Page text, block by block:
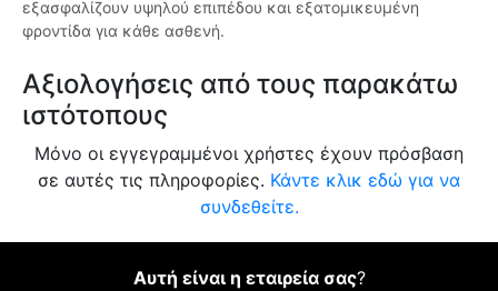
εξασφαλίζουν υψηλού επιπέδου και εξατομικευμένη
φροντίδα για κάθε ασθενή.
Αξιολογήσεις από τους παρακάτω
ιστότοπους
Μόνο οι εγγεγραμμένοι χρήστες έχουν πρόσβαση
σε αυτές τις πληροφορίες. Κάντε κλικ εδώ για να
συνδεθείτε.
Αυτή είναι η εταιρεία σας?